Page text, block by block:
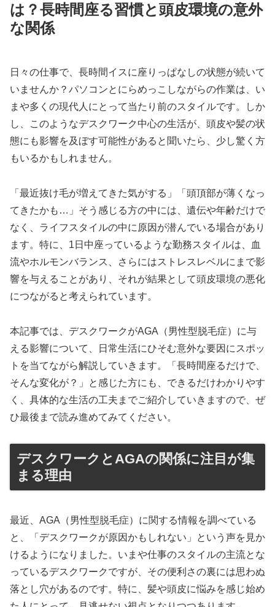
は？長時間座る習慣と頭皮環境の意外
な関係
日々の仕事で、長時間イスに座りっぱなしの状態が続いて
いませんか？パソコンとにらめっこしながらの作業は、い
まや多くの現代人にとって当たり前のスタイルです。しか
し、このようなデスクワーク中心の生活が、頭皮や髪の状
態にも影響を及ぼす可能性があると聞いたら、少し驚く方
もいるかもしれません。
「最近抜け毛が増えてきた気がする」「頭頂部が薄くなっ
てきたかも…」そう感じる方の中には、遺伝や年齢だけで
なく、ライフスタイルの中に原因が潜んでいる場合があり
ます。特に、1日中座っているような勤務スタイルは、血
流やホルモンバランス、さらにはストレスレベルにまで影
響を与えることがあり、それが結果として頭皮環境の悪化
につながると考えられています。
本記事では、デスクワークがAGA（男性型脱毛症）に与
える影響について、日常生活にひそむ意外な要因にスポッ
トを当てながら解説していきます。「長時間座るだけで、
そんな変化が？」と感じた方にも、できるだけわかりやす
く、具体的な生活の工夫までご紹介していきますので、ぜ
ひ最後まで読み進めてみてください。
デスクワークとAGAの関係に注目が集
まる理由
最近、AGA（男性型脱毛症）に関する情報を調べている
と、「デスクワークが原因かもしれない」という声を見か
けるようになりました。いまや仕事のスタイルの主流とな
っているデスクワークですが、その便利さの裏には思わぬ
落とし穴があるのです。特に、髪や頭皮に悩みを感じ始め